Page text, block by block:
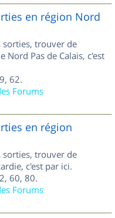
en région Nord
sorties, trouver de
Nord Pas de Calais, c'est
62.
Forums
en région
sorties, trouver de
c'est par ici.
60, 80.
Forums